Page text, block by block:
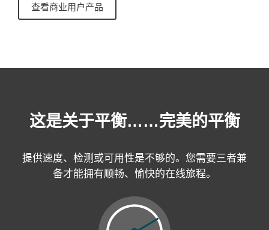
查看商业用户产品
这是关于平衡……完美的平衡
提供速度、检测或可用性是不够的。您需要三者兼
备才能拥有顺畅、愉快的在线旅程。